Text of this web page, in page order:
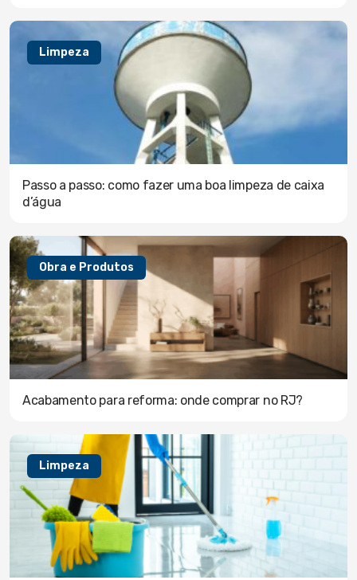
Limpeza
Passo a passo: como fazer uma boa limpeza de caixa
d’água
Obra e Produtos
Acabamento para reforma: onde comprar no RJ?
Limpeza